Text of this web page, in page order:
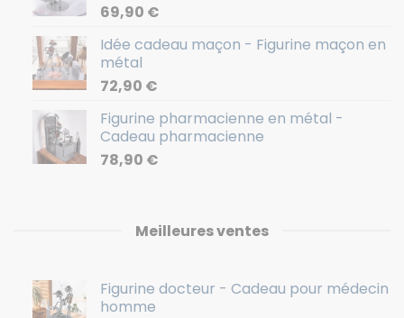
69,90 €
Idée cadeau maçon - Figurine maçon en
métal
72,90 €
Figurine pharmacienne en métal -
Cadeau pharmacienne
78,90 €
Meilleures ventes
Figurine docteur - Cadeau pour médecin
homme